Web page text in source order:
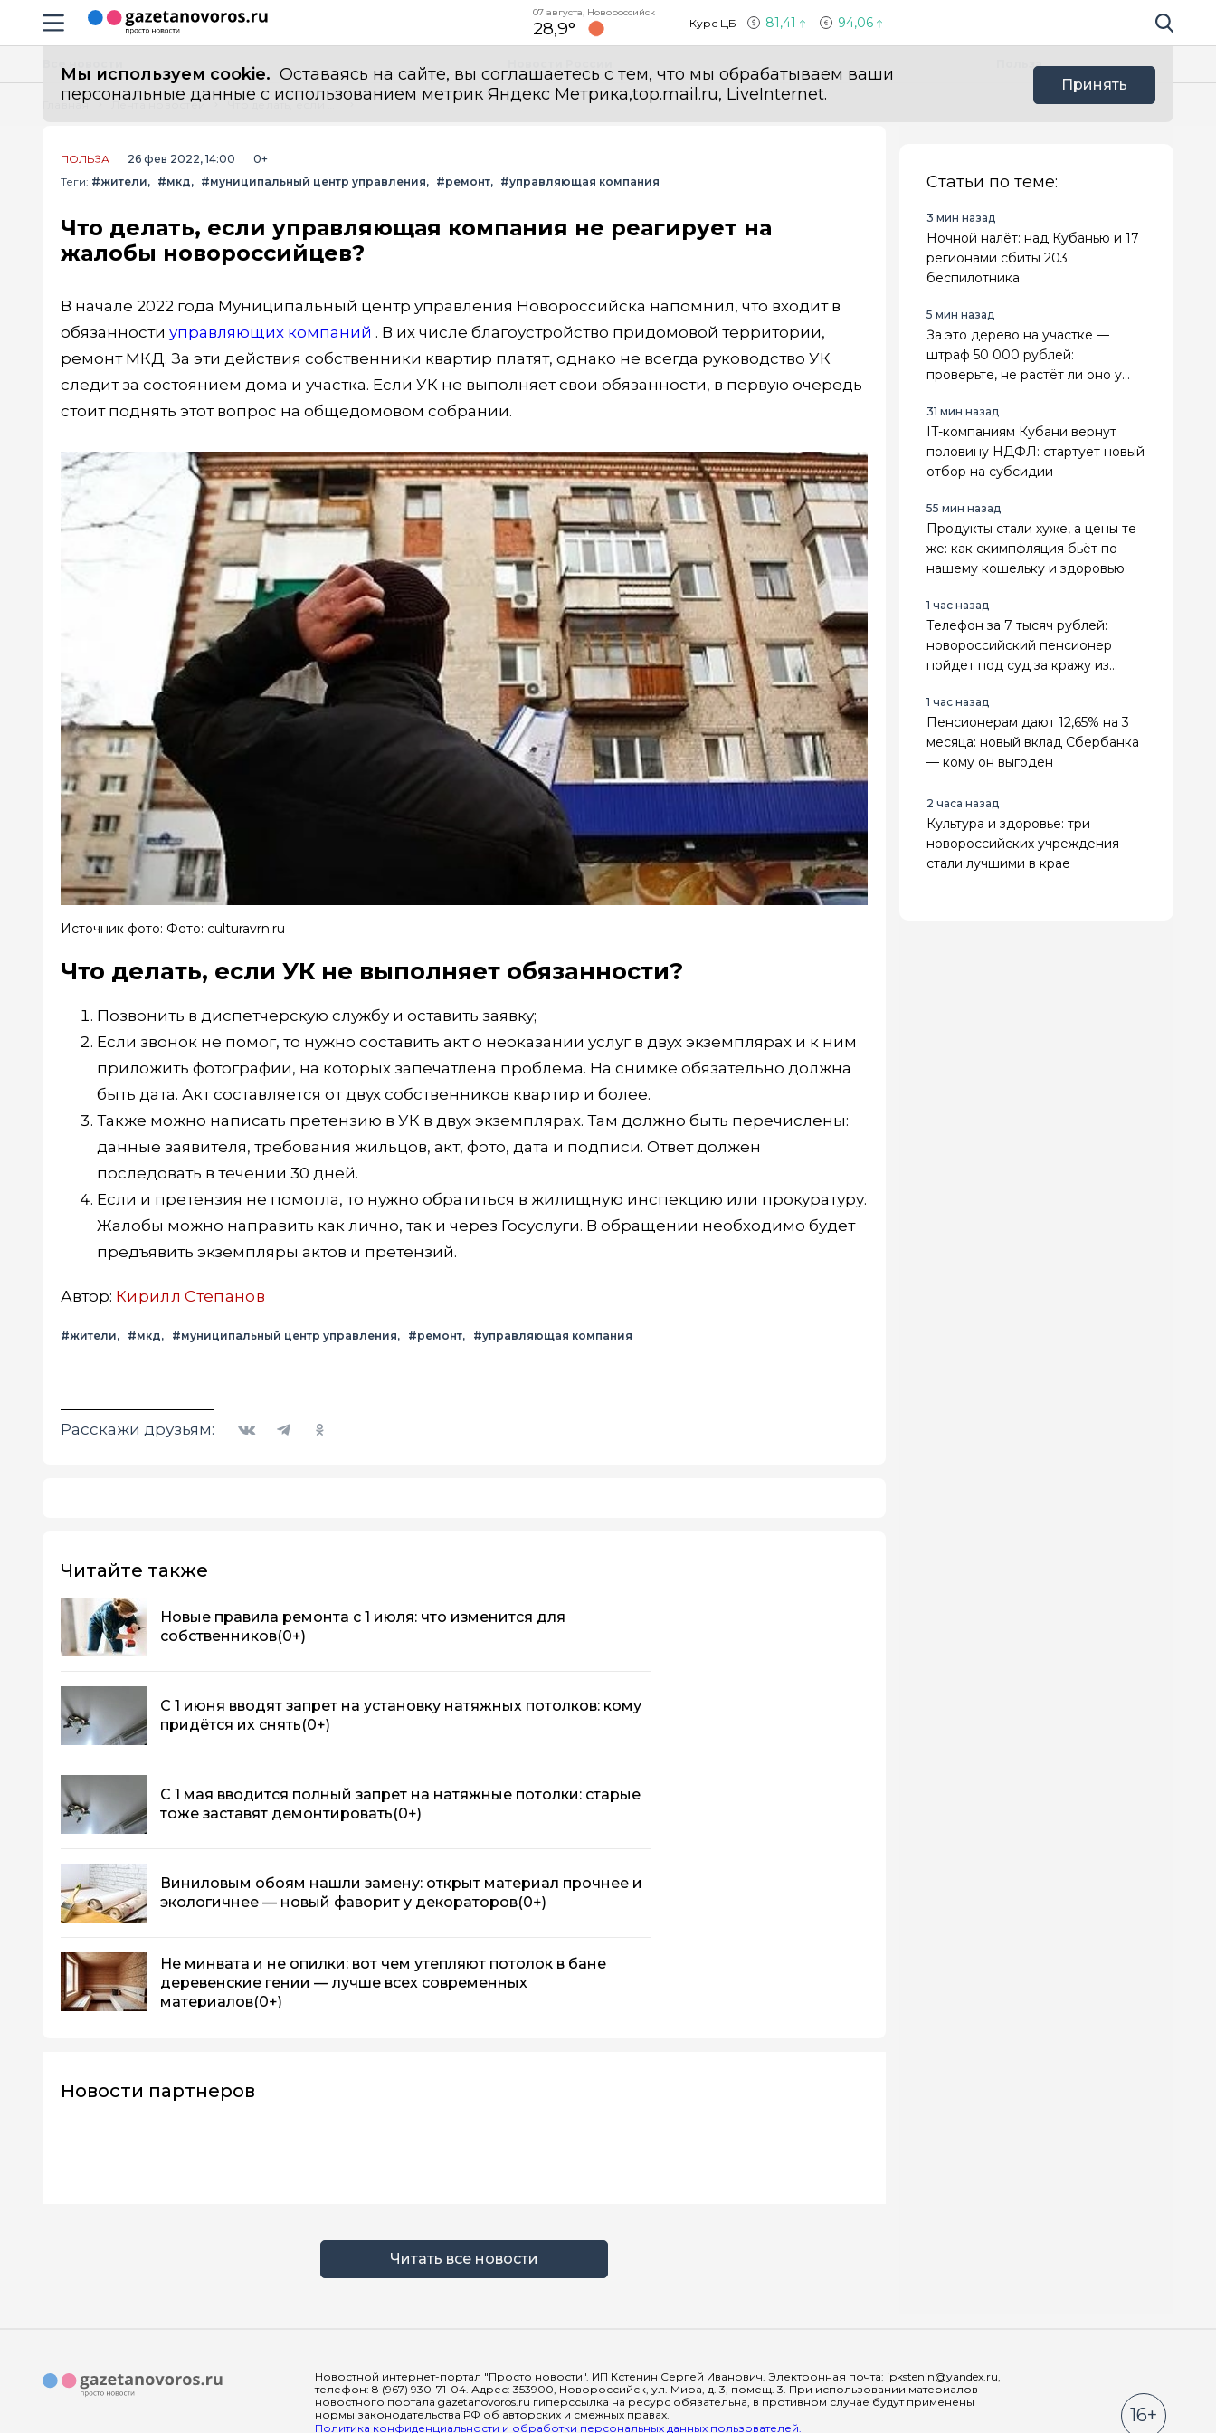
Навигация сайта
07 августа, Новороссийск
28,9° Курс ЦБ 81,41 94,06 Поиск по
Мы используем cookie. Оставаясь на сайте, вы соглашаетесь с тем, что мы обрабатываем ваши
персональные данные с использованием метрик Яндекс Метрика,top.mail.ru, LiveInternet.
Принять
Польза
Главная Лента новостей Что делать, если управляющая компания не реагирует на жалобы новороссийцев?
ПОЛЬЗА 26 фев 2022, 14:00
0+
Теги: #жители #мкд #муниципальный центр управления #ремонт #управляющая компания
Что делать, если управляющая компания не реагирует на
жалобы новороссийцев?
В начале 2022 года Муниципальный центр управления Новороссийска напомнил, что входит в
обязанности управляющих компаний . В их числе благоустройство придомовой территории,
ремонт МКД. За эти действия собственники квартир платят, однако не всегда руководство УК
следит за состоянием дома и участка. Если УК не выполняет свои обязанности, в первую очередь
стоит поднять этот вопрос на общедомовом собрании.
Источник фото: Фото: culturavrn.ru
Что делать, если УК не выполняет обязанности?
Позвонить в диспетчерскую службу и оставить заявку;
Если звонок не помог, то нужно составить акт о неоказании услуг в двух экземплярах и к ним
приложить фотографии, на которых запечатлена проблема. На снимке обязательно должна
быть дата. Акт составляется от двух собственников квартир и более.
Также можно написать претензию в УК в двух экземплярах. Там должно быть перечислены:
данные заявителя, требования жильцов, акт, фото, дата и подписи. Ответ должен
последовать в течении 30 дней.
Если и претензия не помогла, то нужно обратиться в жилищную инспекцию или прокуратуру.
Жалобы можно направить как лично, так и через Госуслуги. В обращении необходимо будет
предъявить экземпляры актов и претензий.
Автор: Кирилл Степанов
#жители #мкд #муниципальный центр управления #ремонт #управляющая компания
Расскажи друзьям:
Читайте также
Новые правила ремонта с 1 июля: что изменится для
собственников(0+)
С 1 июня вводят запрет на установку натяжных потолков: кому
придётся их снять(0+)
С 1 мая вводится полный запрет на натяжные потолки: старые
тоже заставят демонтировать(0+)
Виниловым обоям нашли замену: открыт материал прочнее и
экологичнее — новый фаворит у декораторов(0+)
Не минвата и не опилки: вот чем утепляют потолок в бане
деревенские гении — лучше всех современных
материалов(0+)
Новости партнеров
Читать все новости
Статьи по теме:
3 мин назад
Ночной налёт: над Кубанью и 17
регионами сбиты 203
беспилотника
5 мин назад
За это дерево на участке —
штраф 50 000 рублей:
проверьте, не растёт ли оно у
31 мин назад
IT-компаниям Кубани вернут
половину НДФЛ: стартует новый
отбор на субсидии
55 мин назад
Продукты стали хуже, а цены те
же: как скимпфляция бьёт по
нашему кошельку и здоровью
1 час назад
Телефон за 7 тысяч рублей:
новороссийский пенсионер
пойдет под суд за кражу из
1 час назад
Пенсионерам дают 12,65% на 3
месяца: новый вклад Сбербанка
— кому он выгоден
2 часа назад
Культура и здоровье: три
новороссийских учреждения
стали лучшими в крае
Новостной интернет-портал "Просто новости". ИП Кстенин Сергей Иванович. Электронная почта: ipkstenin@yandex.ru,
телефон: 8 (967) 930-71-04. Адрес: 353900, Новороссийск, ул. Мира, д. 3, помещ. 3. При использовании материалов
новостного портала gazetanovoros.ru гиперссылка на ресурс обязательна, в противном случае будут применены
нормы законодательства РФ об авторских и смежных правах.
Политика конфиденциальности и обработки персональных данных пользователей.
16+